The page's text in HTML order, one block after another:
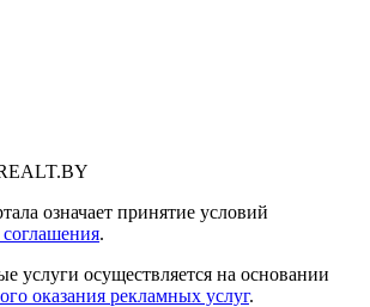
означает принятие условий
соглашения.
услуги осуществляется на основании
оказания рекламных услуг.